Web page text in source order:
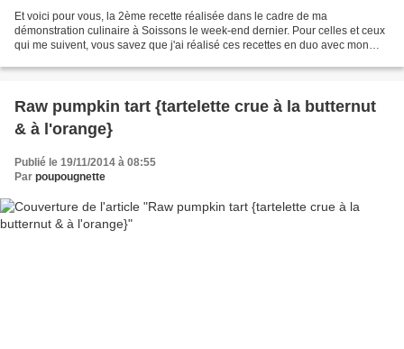
Et voici pour vous, la 2ème recette réalisée dans le cadre de ma
démonstration culinaire à Soissons le week-end dernier. Pour celles et ceux
qui me suivent, vous savez que j'ai réalisé ces recettes en duo avec mon
Raw pumpkin tart {tartelette crue à la butternut
& à l'orange}
Publié le 19/11/2014 à 08:55
Par poupougnette